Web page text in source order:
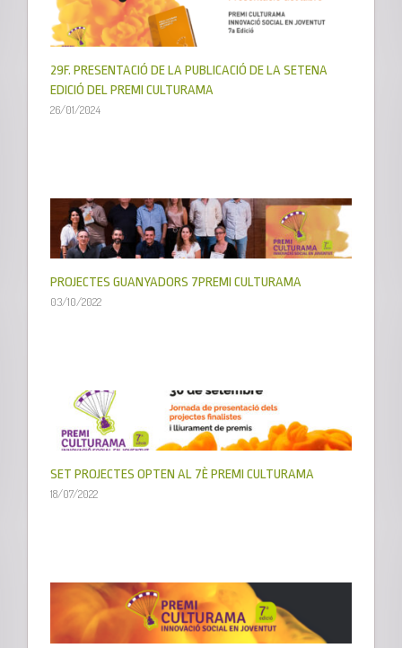
29F. PRESENTACIÓ DE LA PUBLICACIÓ DE LA SETENA
EDICIÓ DEL PREMI CULTURAMA
26/01/2024
PROJECTES GUANYADORS 7PREMI CULTURAMA
03/10/2022
SET PROJECTES OPTEN AL 7È PREMI CULTURAMA
18/07/2022